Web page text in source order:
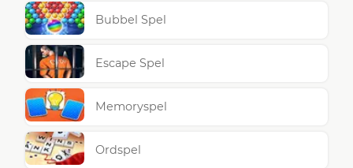
Bubbel Spel
Escape Spel
Memoryspel
Ordspel